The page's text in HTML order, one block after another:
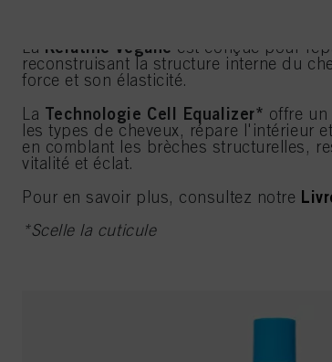
La Kératine Végane est conçue pour
reconstruisant la structure interne du
force et son élasticité.
La Technologie Cell Equalizer* offre
les types de cheveux, répare l'intérieur
en comblant les brèches structurelles,
vitalité et éclat.
Pour en savoir plus, consultez notre
*Scelle la cuticule